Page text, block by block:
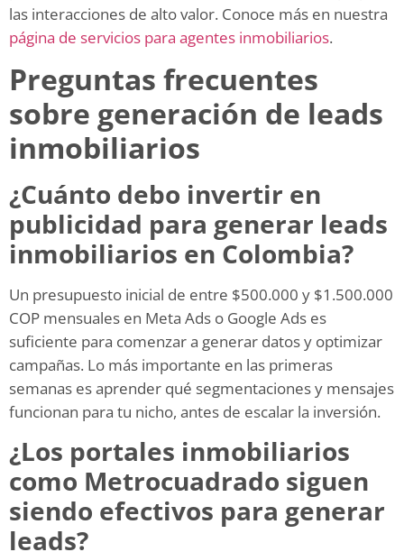
las interacciones de alto valor. Conoce más en nuestra
página de servicios para agentes inmobiliarios.
Preguntas frecuentes
sobre generación de leads
inmobiliarios
¿Cuánto debo invertir en
publicidad para generar leads
inmobiliarios en Colombia?
Un presupuesto inicial de entre $500.000 y $1.500.000
COP mensuales en Meta Ads o Google Ads es
suficiente para comenzar a generar datos y optimizar
campañas. Lo más importante en las primeras
semanas es aprender qué segmentaciones y mensajes
funcionan para tu nicho, antes de escalar la inversión.
¿Los portales inmobiliarios
como Metrocuadrado siguen
siendo efectivos para generar
leads?